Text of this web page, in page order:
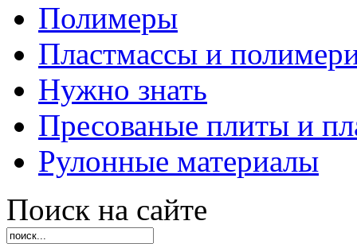
Полимеры
Пластмассы и
Нужно знать
Пресованые плиты и
Рулонные материалы
Поиск на сайте